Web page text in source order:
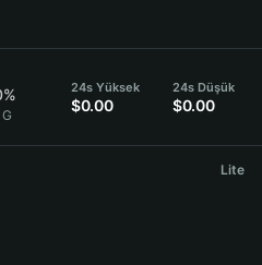
24s Yüksek
$0.00
24s Düşük
$0.00
Lite